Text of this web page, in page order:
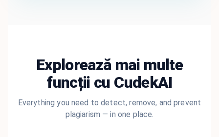
Explorează mai multe
funcții cu CudekAI
Everything you need to detect, remove, and prevent
plagiarism — in one place.